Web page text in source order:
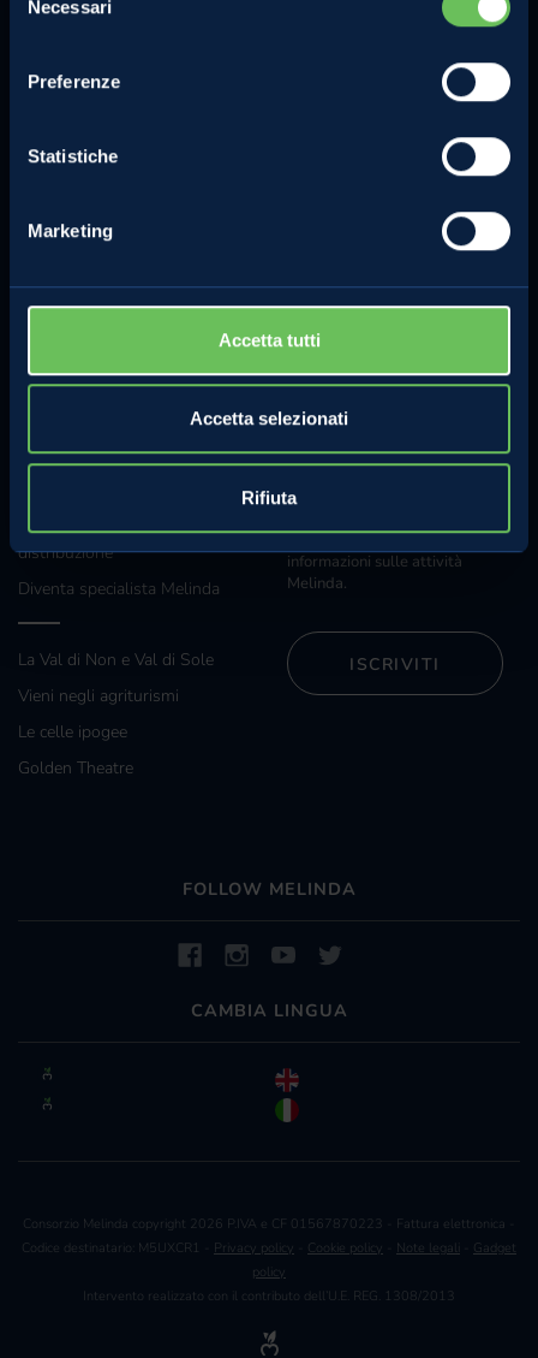
delNecessari
Preferenze
Statistiche
Marketing
Accetta tutti
Accetta selezionati
Rifiuta
Cookie Policy
Certificazioni
Segnalazioni dei consumatori e
Whistleblowing
Regolamento concorso Hazel
distribuzione
Diventa specialista Melinda
La Val di Non e Val di Sole
Vieni negli agriturismi
Le celle ipogee
Golden Theatre
riceverai regolarmente
informazioni sulle attività
Melinda.
ISCRIVITI
FOLLOW MELINDA
CAMBIA LINGUA
Consorzio Melinda copyright 2026 P.IVA e CF 01567870223 - Fattura elettronica -
Codice destinatario: M5UXCR1 - Privacy policy Cookie policy Note legali
Gadget
policy
Intervento realizzato con il contributo dell’U.E. REG. 1308/2013